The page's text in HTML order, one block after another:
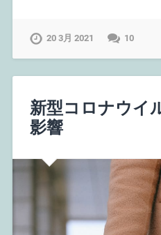
20 3月 2021 10
新型コロナウイ
影響